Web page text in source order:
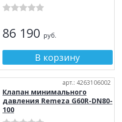
86 190 руб.
арт.: 4263106002
Клапан минимального
давления Remeza G60R-DN80-
100